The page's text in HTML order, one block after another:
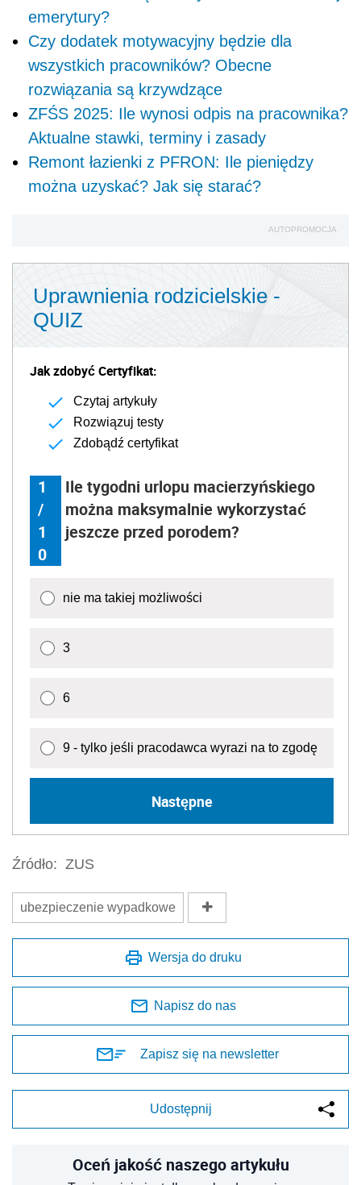
emerytury?
Czy dodatek motywacyjny będzie dla
wszystkich pracowników? Obecne
rozwiązania są krzywdzące
ZFŚS 2025: Ile wynosi odpis na pracownika?
Aktualne stawki, terminy i zasady
Remont łazienki z PFRON: Ile pieniędzy
można uzyskać? Jak się starać?
AUTOPROMOCJA
Uprawnienia rodzicielskie -
QUIZ
Jak zdobyć Certyfikat:
Czytaj artykuły
Rozwiązuj testy
Zdobądź certyfikat
1
/
1
0
Ile tygodni urlopu macierzyńskiego
można maksymalnie wykorzystać
jeszcze przed porodem?
nie ma takiej możliwości
3
6
9 - tylko jeśli pracodawca wyrazi na to zgodę
Następne
Źródło: ZUS
ubezpieczenie wypadkowe
Wersja do druku
Napisz do nas
Zapisz się na newsletter
Udostępnij
Oceń jakość naszego artykułu